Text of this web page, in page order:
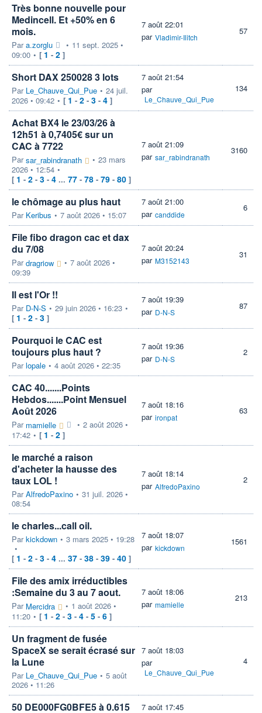
Très bonne nouvelle pour
Medincell. Et +50% en 6
mois.
Para.zorglu • 11 sept. 2025 •
09:00 • [ 1 - 2 ]
7 août 22:01
par Vladimir-Ilitch
57
Short DAX 250028 3 lots
Par Le_Chauve_Qui_Pue • 24 juil.
2026 • 09:42 • [ 1 - 2 - 3 - 4 ]
7 août 21:54
par
Le_Chauve_Qui_Pue
134
Achat BX4 le 23/03/26 à
12h51 à 0,7405€ sur un
CAC à 7722
Parsar_rabindranath • 23 mars
2026 • 12:54 •
[ 1 - 2 - 3 - 4 ... 77 - 78 - 79 - 80 ]
7 août 21:09
par sar_rabindranath
3160
le chômage au plus haut
Par Keribus • 7 août 2026 • 15:07
7 août 21:00
par canddide
6
File fibo dragon cac et dax
du 7/08
Pardragriow • 7 août 2026 •
09:39
7 août 20:24
par M3152143
31
Il est l'Or !!
Par D-N-S • 29 juin 2026 • 16:23 •
[ 1 - 2 - 3 ]
7 août 19:39
par D-N-S
87
Pourquoi le CAC est
toujours plus haut ?
Parlopale • 4 août 2026 • 22:35
7 août 19:36
par D-N-S
2
CAC 40.......Points
Hebdos.......Point Mensuel
Août 2026
Par mamielle • 2 août 2026 •
17:42 • [ 1 - 2 ]
7 août 18:16
par ironpat
63
le marché a raison
d'acheter la hausse des
taux LOL !
ParAlfredoPaxino • 31 juil. 2026 •
08:54
7 août 18:14
par AlfredoPaxino
2
le charles...call oil.
Parkickdown • 3 mars 2025 • 19:28
•
[ 1 - 2 - 3 - 4 ... 37 - 38 - 39 - 40 ]
7 août 18:07
par kickdown
1561
File des amix irréductibles
:Semaine du 3 au 7 aout.
Par Mercidra • 1 août 2026 •
11:20 • [ 1 - 2 - 3 - 4 - 5 - 6 ]
7 août 18:06
par mamielle
213
Un fragment de fusée
SpaceX se serait écrasé sur
la Lune
Par Le_Chauve_Qui_Pue • 5 août
2026 • 11:26
7 août 18:03
par
Le_Chauve_Qui_Pue
4
50 DE000FG0BFE5 à 0.615
7 août 17:45